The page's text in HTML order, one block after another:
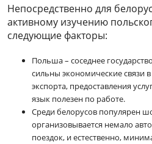
Непосредственно для
активному изучению
следующие факторы:
Польша – соседнее
сильны экономические связи
экспорта, предоставления
язык полезен по работе.
Среди белорусов популярен
организовывается немало
поездок, и естественно,